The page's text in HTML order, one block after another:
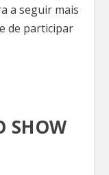
a seguir mais
de participar
SHOW